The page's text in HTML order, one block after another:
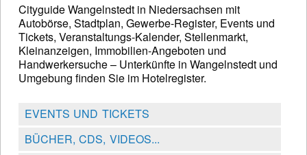
Cityguide Wangelnstedt in Niedersachsen mit
Autobörse, Stadtplan, Gewerbe-Register, Events und
Tickets, Veranstaltungs-Kalender, Stellenmarkt,
Kleinanzeigen, Immobilien-Angeboten und
Handwerkersuche – Unterkünfte in Wangelnstedt und
Umgebung finden Sie im Hotelregister.
EVENTS UND TICKETS
BÜCHER, CDS, VIDEOS...